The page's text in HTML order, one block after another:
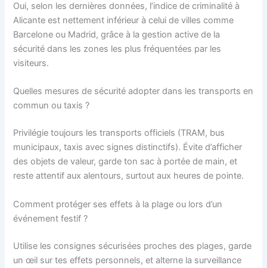
Oui, selon les dernières données, l’indice de criminalité à
Alicante est nettement inférieur à celui de villes comme
Barcelone ou Madrid, grâce à la gestion active de la
sécurité dans les zones les plus fréquentées par les
visiteurs.
Quelles mesures de sécurité adopter dans les transports en
commun ou taxis ?
Privilégie toujours les transports officiels (TRAM, bus
municipaux, taxis avec signes distinctifs). Évite d’afficher
des objets de valeur, garde ton sac à portée de main, et
reste attentif aux alentours, surtout aux heures de pointe.
Comment protéger ses effets à la plage ou lors d’un
événement festif ?
Utilise les consignes sécurisées proches des plages, garde
un œil sur tes effets personnels, et alterne la surveillance